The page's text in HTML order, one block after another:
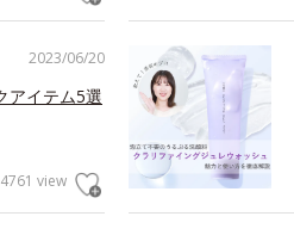
2023/06/20
アイテム5選
4761 view